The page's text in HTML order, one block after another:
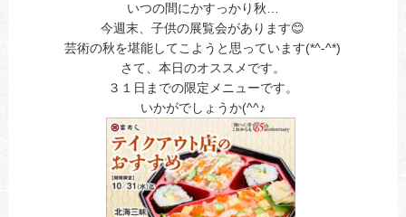
いつの間にかすっかり秋…
今週末、子供の展覧会があります😊
芸術の秋を堪能してこようと思っています(*^-^*)
さて、本日のオススメです。
３１日までの限定メニューです。
いかがでしょうか(^^♪